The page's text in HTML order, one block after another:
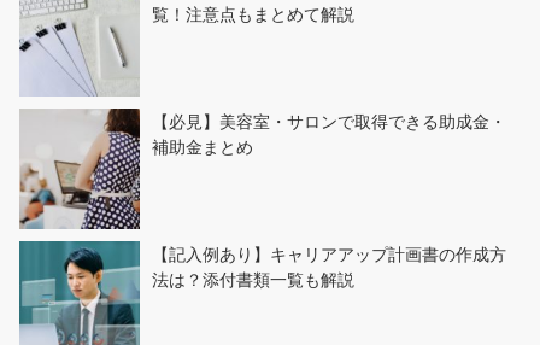
覧！注意点もまとめて解説
【必見】美容室・サロンで取得できる助成金・
補助金まとめ
【記入例あり】キャリアアップ計画書の作成方
法は？添付書類一覧も解説